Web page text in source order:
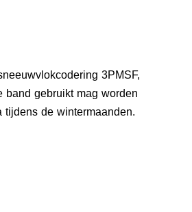
3PMSF,
band gebruikt mag worden
tijdens de wintermaanden.